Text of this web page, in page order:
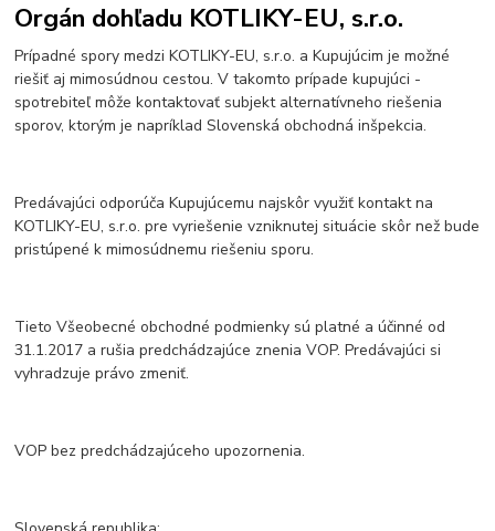
Orgán dohľadu KOTLIKY-EU, s.r.o.
Prípadné spory medzi KOTLIKY-EU, s.r.o. a Kupujúcim je možné
riešiť aj mimosúdnou cestou. V takomto prípade kupujúci -
spotrebiteľ môže kontaktovať subjekt alternatívneho riešenia
sporov, ktorým je napríklad Slovenská obchodná inšpekcia.
Predávajúci odporúča Kupujúcemu najskôr využiť kontakt na
KOTLIKY-EU, s.r.o. pre vyriešenie vzniknutej situácie skôr než bude
pristúpené k mimosúdnemu riešeniu sporu.
Tieto Všeobecné obchodné podmienky sú platné a účinné od
31.1.2017 a rušia predchádzajúce znenia VOP. Predávajúci si
vyhradzuje právo zmeniť.
VOP bez predchádzajúceho upozornenia.